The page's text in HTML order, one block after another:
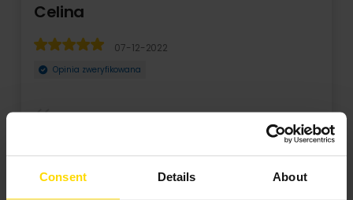
Consent Details About
Celina
07-12-2022
Opinia zweryfikowana